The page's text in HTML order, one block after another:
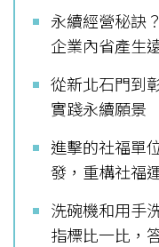
永續經營秘訣
企業內省產生
從新北石門到
實踐永續願景
進擊的社福單
發，重構社福
洗碗機和用手
指標比一比，